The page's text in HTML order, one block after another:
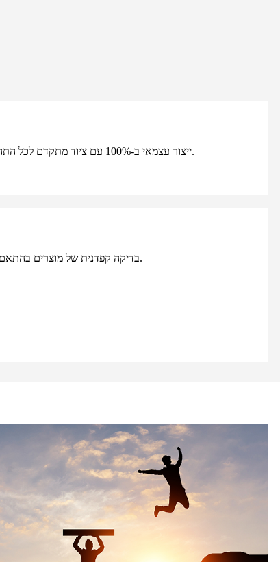
ייצור עצמאי ב-100% עם ציוד מתקדם לכל התהליך, מחומרי גלם ועד למוצרים מוגמרים.
בדיקה קפדנית של מוצרים בהתאם לתקנים באמצעות ציוד בדיקה מתקדם.